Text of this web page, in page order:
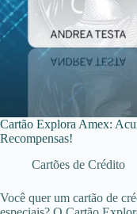
Cartão Explora Amex:
Recompensas!
Cartões de Crédito
Você quer um cartão de